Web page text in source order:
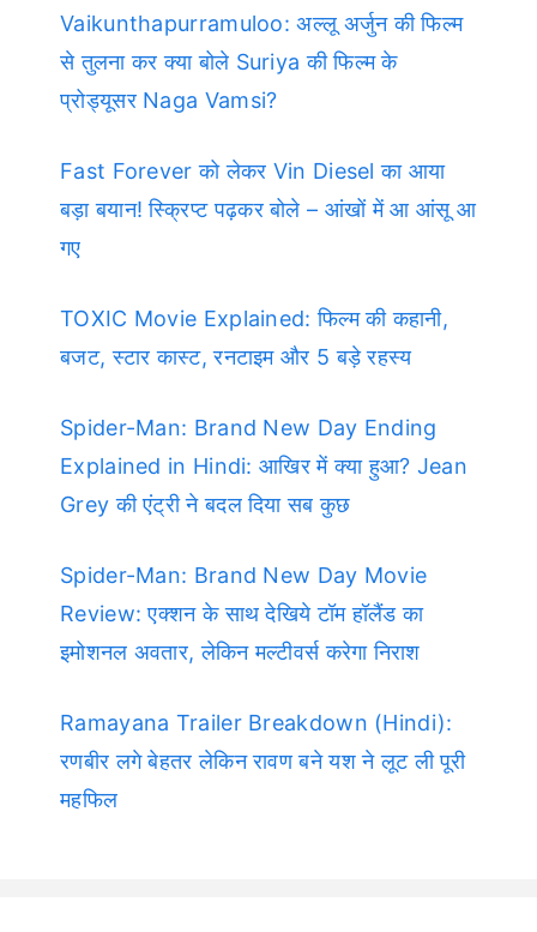
Vaikunthapurramuloo: अल्लू अर्जुन की फिल्म
से तुलना कर क्या बोले Suriya की फिल्म के
प्रोड्यूसर Naga Vamsi?
Fast Forever को लेकर Vin Diesel का आया
बड़ा बयान! स्क्रिप्ट पढ़कर बोले – आंखों में आ आंसू आ
गए
TOXIC Movie Explained: फिल्म की कहानी,
बजट, स्टार कास्ट, रनटाइम और 5 बड़े रहस्य
Spider-Man: Brand New Day Ending
Explained in Hindi: आखिर में क्या हुआ? Jean
Grey की एंट्री ने बदल दिया सब कुछ
Spider-Man: Brand New Day Movie
Review: एक्शन के साथ देखिये टॉम हॉलैंड का
इमोशनल अवतार, लेकिन मल्टीवर्स करेगा निराश
Ramayana Trailer Breakdown (Hindi):
रणबीर लगे बेहतर लेकिन रावण बने यश ने लूट ली पूरी
महफिल